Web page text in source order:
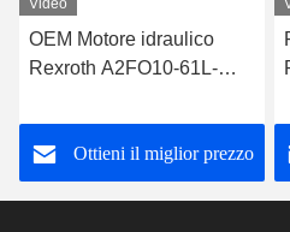
Video
OEM Motore idraulico
Rexroth A2FO10-61L-
Ottieni il miglior prezzo